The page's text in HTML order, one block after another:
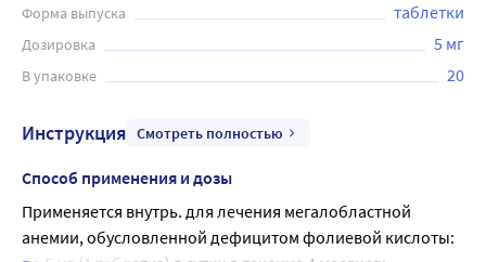
Форма выпуска таблетки
Дозировка 5 мг
В упаковке 20
Инструкция Смотреть полностью
Способ применения и дозы
Применяется внутрь. для лечения мегалобластной
анемии, обусловленной дефицитом фолиевой кислоты: